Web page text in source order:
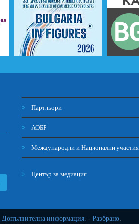
Допълнителна информация. - Разбрано.
Партньори
АОБР
Международни и Национални участия
Център за медиация